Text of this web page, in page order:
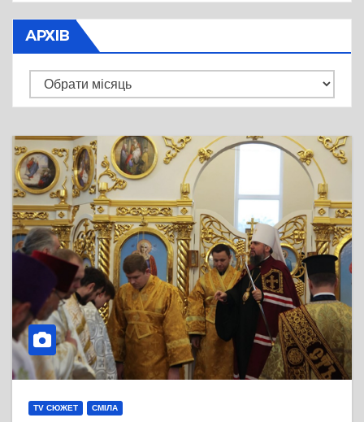
АРХІВ
Архів
TV СЮЖЕТ СМІЛА